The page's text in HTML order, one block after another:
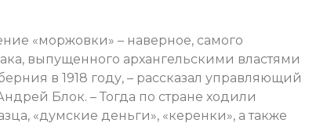
«моржовки» – наверное, самого
выпущенного архангельскими властями
в 1918 году, – рассказал управляющий
Блок. – Тогда по стране ходили
«думские деньги», «керенки», а также